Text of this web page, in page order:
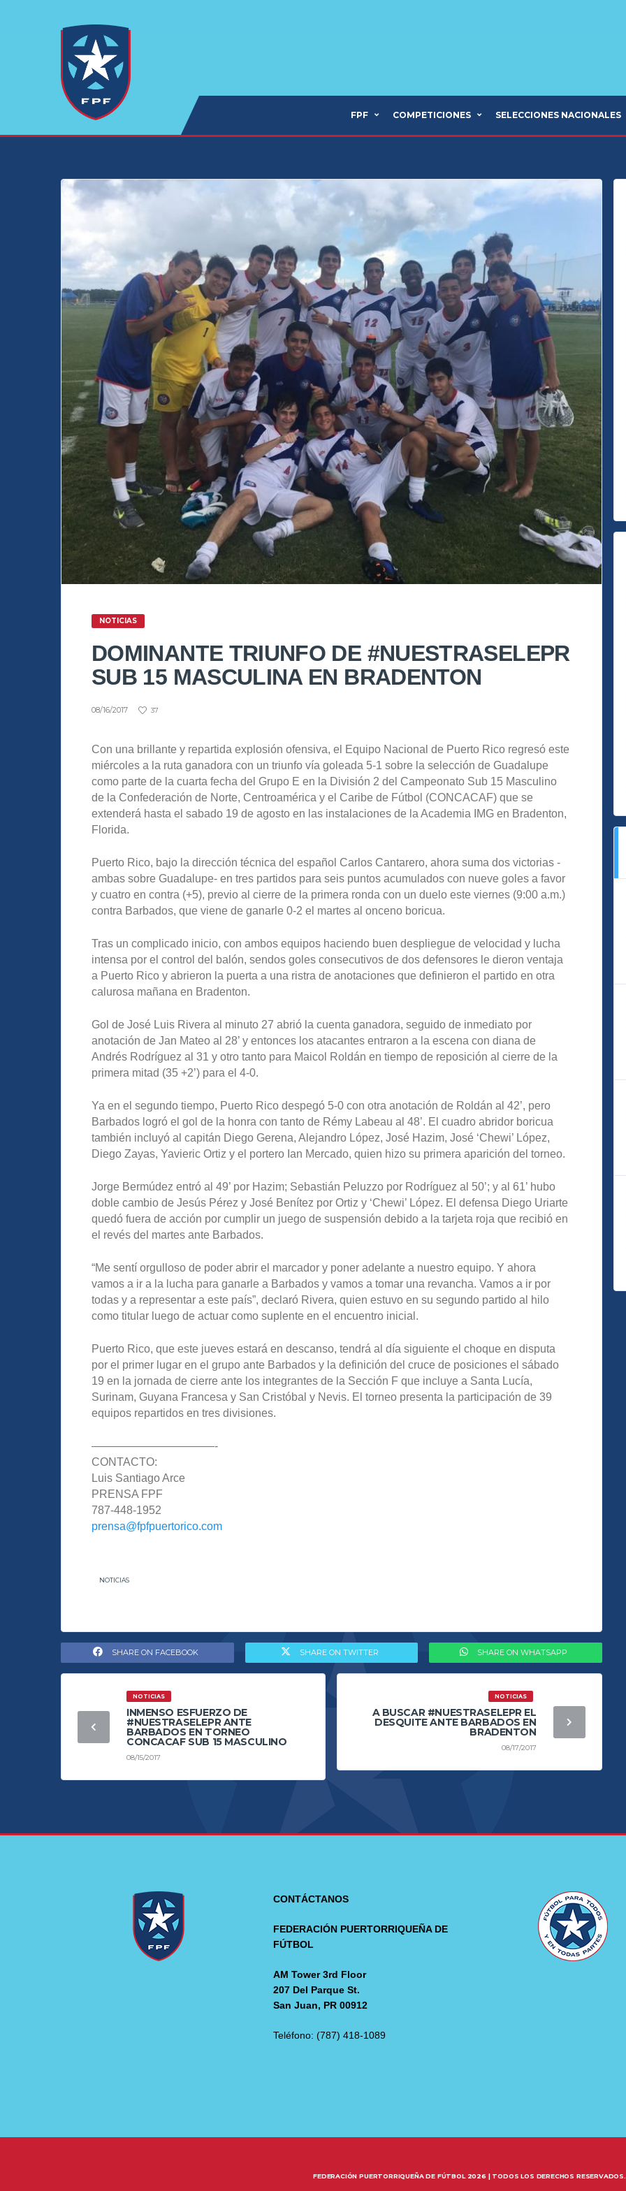
FPF COMPETICIONES SELECCIONES NACIONALES
NOTICIAS
DOMINANTE TRIUNFO DE #NUESTRASELEPR
SUB 15 MASCULINA EN BRADENTON
08/16/2017 37
Con una brillante y repartida explosión ofensiva, el Equipo Nacional de Puerto Rico regresó este
miércoles a la ruta ganadora con un triunfo vía goleada 5-1 sobre la selección de Guadalupe
como parte de la cuarta fecha del Grupo E en la División 2 del Campeonato Sub 15 Masculino
de la Confederación de Norte, Centroamérica y el Caribe de Fútbol (CONCACAF) que se
extenderá hasta el sabado 19 de agosto en las instalaciones de la Academia IMG en Bradenton,
Florida.
Puerto Rico, bajo la dirección técnica del español Carlos Cantarero, ahora suma dos victorias -
ambas sobre Guadalupe- en tres partidos para seis puntos acumulados con nueve goles a favor
y cuatro en contra (+5), previo al cierre de la primera ronda con un duelo este viernes (9:00 a.m.)
contra Barbados, que viene de ganarle 0-2 el martes al onceno boricua.
Tras un complicado inicio, con ambos equipos haciendo buen despliegue de velocidad y lucha
intensa por el control del balón, sendos goles consecutivos de dos defensores le dieron ventaja
a Puerto Rico y abrieron la puerta a una ristra de anotaciones que definieron el partido en otra
calurosa mañana en Bradenton.
Gol de José Luis Rivera al minuto 27 abrió la cuenta ganadora, seguido de inmediato por
anotación de Jan Mateo al 28’ y entonces los atacantes entraron a la escena con diana de
Andrés Rodríguez al 31 y otro tanto para Maicol Roldán en tiempo de reposición al cierre de la
primera mitad (35 +2’) para el 4-0.
Ya en el segundo tiempo, Puerto Rico despegó 5-0 con otra anotación de Roldán al 42’, pero
Barbados logró el gol de la honra con tanto de Rémy Labeau al 48’. El cuadro abridor boricua
también incluyó al capitán Diego Gerena, Alejandro López, José Hazim, José ‘Chewi’ López,
Diego Zayas, Yavieric Ortiz y el portero Ian Mercado, quien hizo su primera aparición del torneo.
Jorge Bermúdez entró al 49’ por Hazim; Sebastián Peluzzo por Rodríguez al 50’; y al 61’ hubo
doble cambio de Jesús Pérez y José Benítez por Ortiz y ‘Chewi’ López. El defensa Diego Uriarte
quedó fuera de acción por cumplir un juego de suspensión debido a la tarjeta roja que recibió en
el revés del martes ante Barbados.
“Me sentí orgulloso de poder abrir el marcador y poner adelante a nuestro equipo. Y ahora
vamos a ir a la lucha para ganarle a Barbados y vamos a tomar una revancha. Vamos a ir por
todas y a representar a este país”, declaró Rivera, quien estuvo en su segundo partido al hilo
como titular luego de actuar como suplente en el encuentro inicial.
Puerto Rico, que este jueves estará en descanso, tendrá al día siguiente el choque en disputa
por el primer lugar en el grupo ante Barbados y la definición del cruce de posiciones el sábado
19 en la jornada de cierre ante los integrantes de la Sección F que incluye a Santa Lucía,
Surinam, Guyana Francesa y San Cristóbal y Nevis. El torneo presenta la participación de 39
equipos repartidos en tres divisiones.
———————————-
CONTACTO:
Luis Santiago Arce
PRENSA FPF
787-448-1952
prensa@fpfpuertorico.com
NOTICIAS
SHARE ON FACEBOOK SHARE ON TWITTER SHARE ON WHATSAPP
NOTICIAS
INMENSO ESFUERZO DE
#NUESTRASELEPR ANTE
BARBADOS EN TORNEO
CONCACAF SUB 15 MASCULINO
08/15/2017
NOTICIAS
A BUSCAR #NUESTRASELEPR EL
DESQUITE ANTE BARBADOS EN
BRADENTON
08/17/2017
CONTÁCTANOS
FEDERACIÓN PUERTORRIQUEÑA DE
FÚTBOL
AM Tower 3rd Floor
207 Del Parque St.
San Juan, PR 00912
Teléfono: (787) 418-1089
FEDERACIÓN PUERTORRIQUEÑA DE FÚTBOL 2026 | TODOS LOS DERECHOS RESERVADOS.